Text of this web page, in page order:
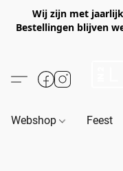
Wij zijn met
Bestellingen blijven
Webshop Feest